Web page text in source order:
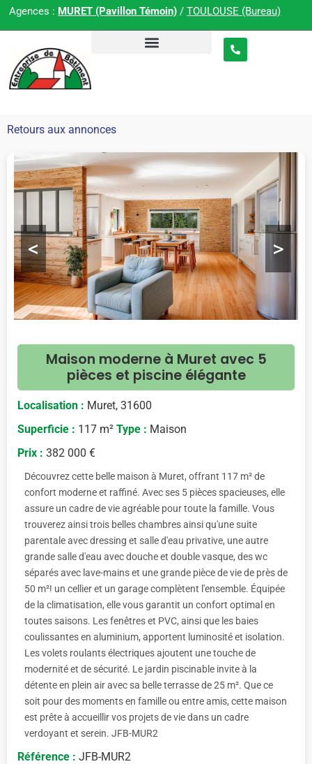
Agences : MURET (Pavillon Témoin) /TOULOUSE (Bureau)
Retours aux annonces
< >
Maison moderne à Muret avec 5
pièces et piscine élégante
Localisation : Muret, 31600
Superficie : 117 m² Type : Maison
Prix : 382 000 €
Découvrez cette belle maison à Muret, offrant 117 m² de
confort moderne et raffiné. Avec ses 5 pièces spacieuses, elle
assure un cadre de vie agréable pour toute la famille. Vous
trouverez ainsi trois belles chambres ainsi qu'une suite
parentale avec dressing et salle d'eau privative, une autre
grande salle d'eau avec douche et double vasque, des wc
séparés avec lave-mains et une grande pièce de vie de près de
50 m²! un cellier et un garage complètent l'ensemble. Équipée
de la climatisation, elle vous garantit un confort optimal en
toutes saisons. Les fenêtres et PVC, ainsi que les baies
coulissantes en aluminium, apportent luminosité et isolation.
Les volets roulants électriques ajoutent une touche de
modernité et de sécurité. Le jardin piscinable invite à la
détente en plein air avec sa belle terrasse de 25 m². Que ce
soit pour des moments en famille ou entre amis, cette maison
est prête à accueillir vos projets de vie dans un cadre
verdoyant et serein. JFB-MUR2
Référence : JFB-MUR2